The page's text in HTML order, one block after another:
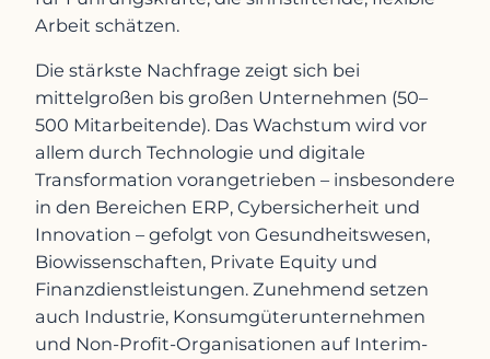
Arbeit schätzen.
Die stärkste Nachfrage zeigt sich bei
mittelgroßen bis großen Unternehmen (50–
500 Mitarbeitende). Das Wachstum wird vor
allem durch Technologie und digitale
Transformation vorangetrieben – insbesondere
in den Bereichen ERP, Cybersicherheit und
Innovation – gefolgt von Gesundheitswesen,
Biowissenschaften, Private Equity und
Finanzdienstleistungen. Zunehmend setzen
auch Industrie, Konsumgüterunternehmen
und Non-Profit-Organisationen auf Interim-